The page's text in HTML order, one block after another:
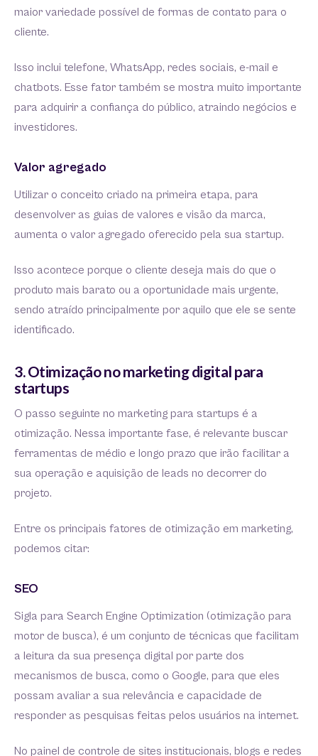
maior variedade possível de formas de contato para o
cliente.
Isso inclui telefone, WhatsApp, redes sociais, e-mail e
chatbots. Esse fator também se mostra muito importante
para adquirir a confiança do público, atraindo negócios e
investidores.
Valor agregado
Utilizar o conceito criado na primeira etapa, para
desenvolver as guias de valores e visão da marca,
aumenta o valor agregado oferecido pela sua startup.
Isso acontece porque o cliente deseja mais do que o
produto mais barato ou a oportunidade mais urgente,
sendo atraído principalmente por aquilo que ele se sente
identificado.
3. Otimização no marketing digital para
startups
O passo seguinte no marketing para startups é a
otimização. Nessa importante fase, é relevante buscar
ferramentas de médio e longo prazo que irão facilitar a
sua operação e aquisição de leads no decorrer do
projeto.
Entre os principais fatores de otimização em marketing,
podemos citar:
SEO
Sigla para Search Engine Optimization (otimização para
motor de busca), é um conjunto de técnicas que facilitam
a leitura da sua presença digital por parte dos
mecanismos de busca, como o Google, para que eles
possam avaliar a sua relevância e capacidade de
responder as pesquisas feitas pelos usuários na internet.
No painel de controle de sites institucionais, blogs e redes